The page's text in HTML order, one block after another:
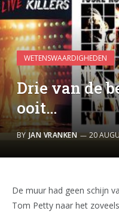
WETENSWAARDIGHEDEN
Drie van de
ooit…
BY JAN VRANKEN 20
De muur had geen schijn
Tom Petty naar het